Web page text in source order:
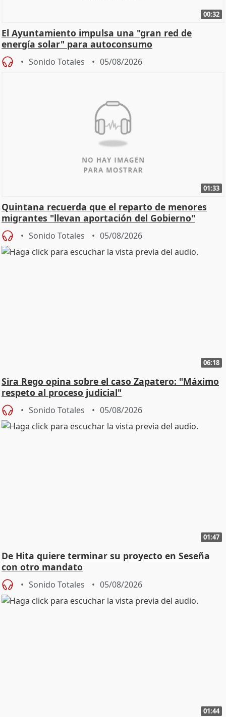
00:32
El Ayuntamiento impulsa una "gran red de
energía solar" para autoconsumo
Sonido Totales 05/08/2026
01:33
Quintana recuerda que el reparto de menores
migrantes "llevan aportación del Gobierno"
central
Sonido Totales 05/08/2026
06:18
Sira Rego opina sobre el caso Zapatero: "Máximo
respeto al proceso judicial"
Sonido Totales 05/08/2026
01:47
De Hita quiere terminar su proyecto en Seseña
con otro mandato
Sonido Totales 05/08/2026
01:44